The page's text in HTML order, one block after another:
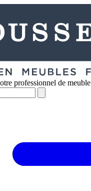
professionnel de meuble